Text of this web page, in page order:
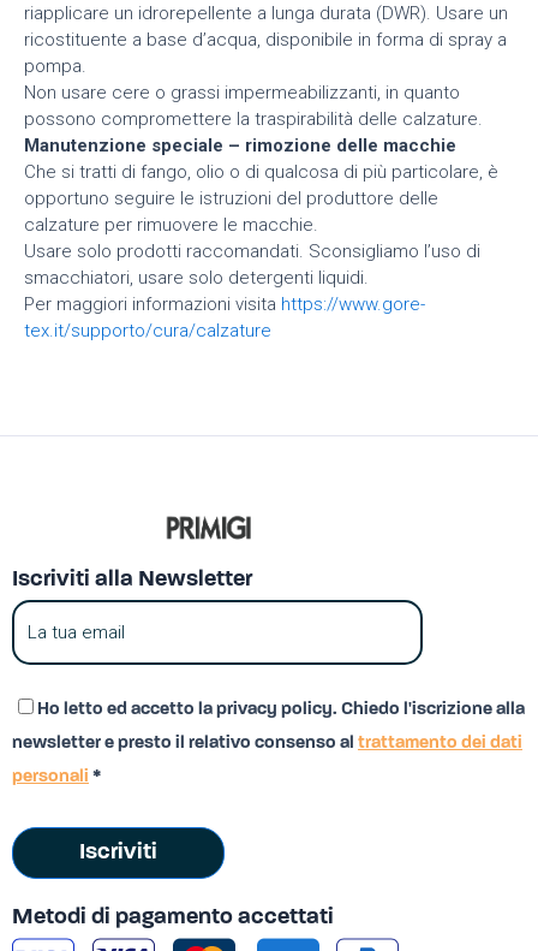
riapplicare un idrorepellente a lunga durata (DWR). Usare un
ricostituente a base d’acqua, disponibile in forma di spray a
pompa.
Non usare cere o grassi impermeabilizzanti, in quanto
possono compromettere la traspirabilità delle calzature.
Manutenzione speciale – rimozione delle macchie
Che si tratti di fango, olio o di qualcosa di più particolare, è
opportuno seguire le istruzioni del produttore delle
calzature per rimuovere le macchie.
Usare solo prodotti raccomandati. Sconsigliamo l’uso di
smacchiatori, usare solo detergenti liquidi.
Per maggiori informazioni visita https://www.gore-
tex.it/supporto/cura/calzature
Iscriviti alla Newsletter
Ho letto ed accetto la privacy policy. Chiedo l'iscrizione alla
newsletter e presto il relativo consenso al trattamento dei dati
personali *
Iscriviti
Metodi di pagamento accettati